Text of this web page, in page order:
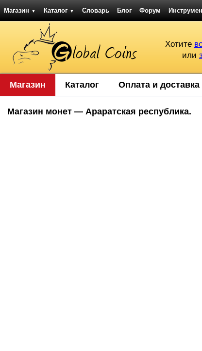
Магазин ▼ Каталог ▼ Словарь Блог Форум
Хотите
или
Магазин Каталог Оплата и доставка
Магазин монет — Араратская республика.